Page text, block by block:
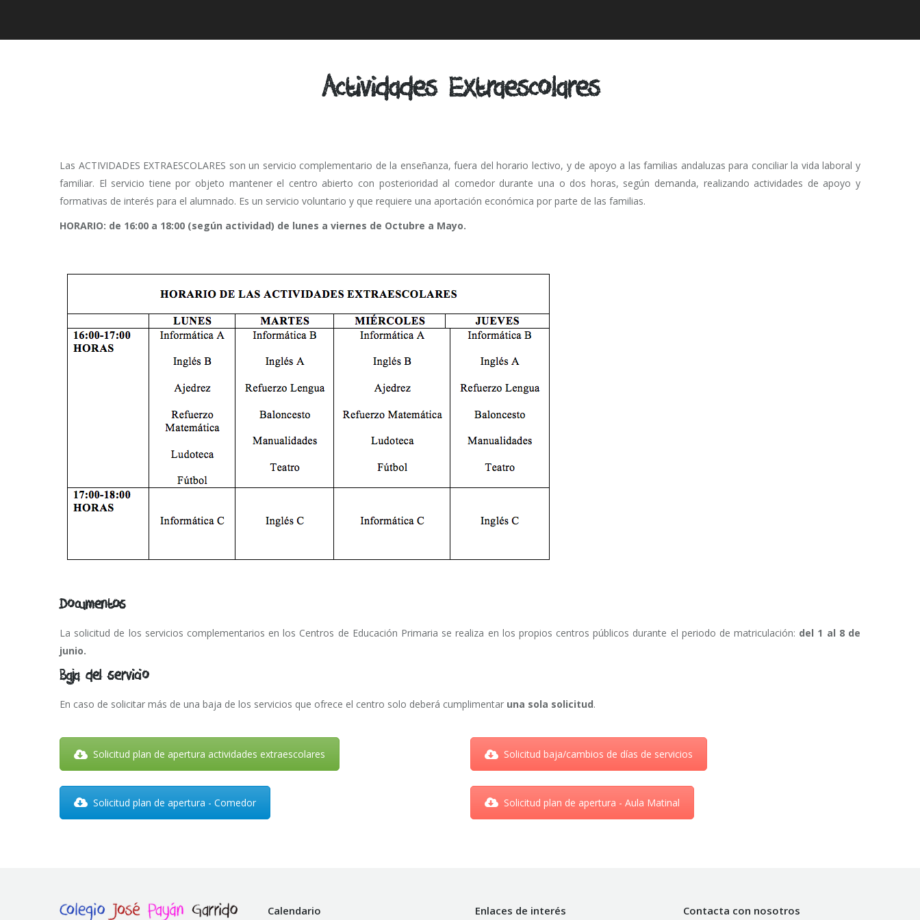
Actividades Extraescolares
Las ACTIVIDADES EXTRAESCOLARES son un servicio complementario de la enseñanza, fuera del horario lectivo, y de apoyo a las familias andaluzas para conciliar la vida laboral y
familiar. El servicio tiene por objeto mantener el centro abierto con posterioridad al comedor durante una o dos horas, según demanda, realizando actividades de apoyo y
formativas de interés para el alumnado. Es un servicio voluntario y que requiere una aportación económica por parte de las familias.
HORARIO: de 16:00 a 18:00 (según actividad) de lunes a viernes de Octubre a Mayo.
Documentos
La solicitud de los servicios complementarios en los Centros de Educación Primaria se realiza en los propios centros públicos durante el periodo de matriculación: del 1 al 8 de
junio.
Baja del servicio
En caso de solicitar más de una baja de los servicios que ofrece el centro solo deberá cumplimentar una sola solicitud.
Solicitud plan de apertura actividades extraescolares Solicitud baja/cambios de días de servicios
Solicitud plan de apertura - Comedor Solicitud plan de apertura - Aula Matinal
Calendario Enlaces de interés Contacta con nosotros